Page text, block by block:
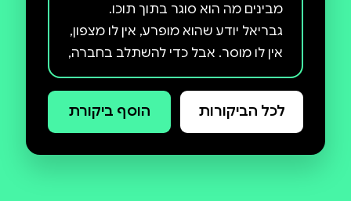
מבינים מה הוא סוגר בתוך תוכו.
גבריאל יודע שהוא מופרע, אין לו מצפון,
אין לו מוסר. אבל כדי להשתלב בחברה,
הוא חייב להדחיק את הכוחות האלימים
שבתוכו. זה מה שהסבירה לו אמא שלו,
רגע לפני מותה. הכול מתהפך ביום
לכל הביקורות הוסף ביקורת